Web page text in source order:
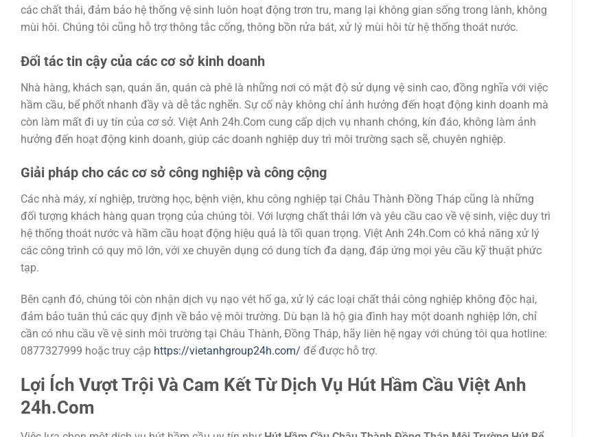
các chất thải, đảm bảo hệ thống vệ sinh luôn hoạt động trơn tru, mang lại không gian sống trong lành, không
mùi hôi. Chúng tôi cũng hỗ trợ thông tắc cống, thông bồn rửa bát, xử lý mùi hôi từ hệ thống thoát nước.
Đối tác tin cậy của các cơ sở kinh doanh
Nhà hàng, khách sạn, quán ăn, quán cà phê là những nơi có mật độ sử dụng vệ sinh cao, đồng nghĩa với việc
hầm cầu, bể phốt nhanh đầy và dễ tắc nghẽn. Sự cố này không chỉ ảnh hưởng đến hoạt động kinh doanh mà
còn làm mất đi uy tín của cơ sở. Việt Anh 24h.Com cung cấp dịch vụ nhanh chóng, kín đáo, không làm ảnh
hưởng đến hoạt động kinh doanh, giúp các doanh nghiệp duy trì môi trường sạch sẽ, chuyên nghiệp.
Giải pháp cho các cơ sở công nghiệp và công cộng
Các nhà máy, xí nghiệp, trường học, bệnh viện, khu công nghiệp tại Châu Thành Đồng Tháp cũng là những
đối tượng khách hàng quan trọng của chúng tôi. Với lượng chất thải lớn và yêu cầu cao về vệ sinh, việc duy trì
hệ thống thoát nước và hầm cầu hoạt động hiệu quả là tối quan trọng. Việt Anh 24h.Com có khả năng xử lý
các công trình có quy mô lớn, với xe chuyên dụng có dung tích đa dạng, đáp ứng mọi yêu cầu kỹ thuật phức
tạp.
Bên cạnh đó, chúng tôi còn nhận dịch vụ nạo vét hố ga, xử lý các loại chất thải công nghiệp không độc hại,
đảm bảo tuân thủ các quy định về bảo vệ môi trường. Dù bạn là hộ gia đình hay một doanh nghiệp lớn, chỉ
cần có nhu cầu về vệ sinh môi trường tại Châu Thành, Đồng Tháp, hãy liên hệ ngay với chúng tôi qua hotline:
0877327999 hoặc truy cập https://vietanhgroup24h.com/ để được hỗ trợ.
Lợi Ích Vượt Trội Và Cam Kết Từ Dịch Vụ Hút Hầm Cầu Việt Anh
24h.Com